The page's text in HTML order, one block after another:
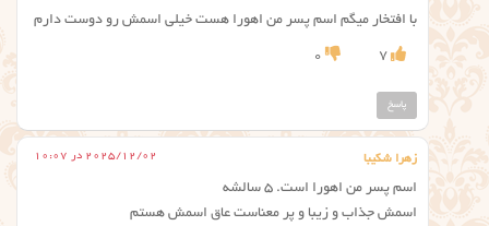
با افتخار میگم اسم پسر من اهورا هست خیلی اسمش رو دوست دارم
7
0
پاسخ
زهرا شکیبا 2025/12/02 در 10:07
اسم پسر من اهورا است. ۵ سالشه
اسمش جذاب و زیبا و پر معناست‌ عاق اسمش هستم